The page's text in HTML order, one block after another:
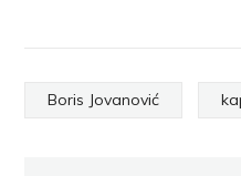
Boris Jovanović